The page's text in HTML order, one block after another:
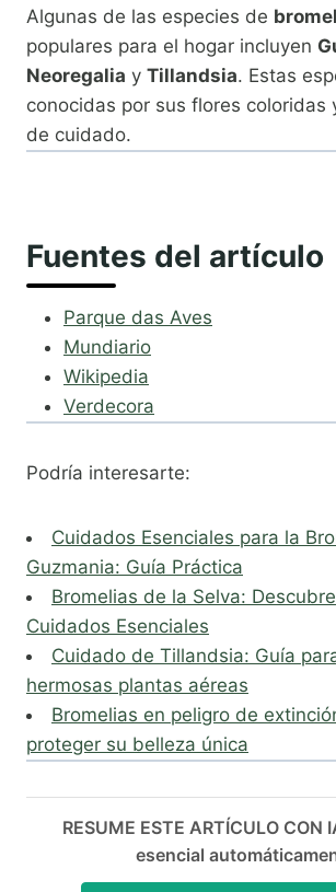
Algunas de las especies de
populares para el hogar incluyen
Neoregalia y Tillandsia. Estas
conocidas por sus flores coloridas
de cuidado.
Fuentes del artículo
Parque das Aves
Mundiario
Wikipedia
Verdecora
Podría interesarte:
Cuidados Esenciales para la
Guzmania: Guía Práctica
Bromelias de la Selva:
Cuidados Esenciales
Cuidado de Tillandsia: Guía
hermosas plantas aéreas
Bromelias en peligro de
proteger su belleza única
RESUME ESTE ARTÍCULO CON
esencial